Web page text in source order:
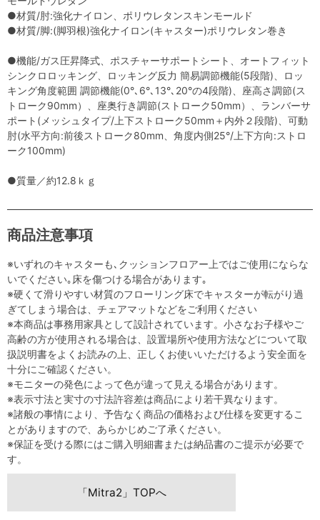
●材質/肘:強化ナイロン、ポリウレタンスキンモールド
●材質/脚:(脚羽根)強化ナイロン(キャスター)ポリウレタン巻き
●機能/ガス圧昇降式、ポスチャーサポートシート、オートフィット
シンクロロッキング、ロッキング反力 簡易調節機能(5段階)、ロッ
キング角度範囲 調節機能(0°､6°､13°､20°の4段階)、座高さ調節(ス
トローク90mm）、座奥行き調節(ストローク50mm）、ランバーサ
ポート(メッシュタイプ/上下ストローク50mm＋内外２段階)、可動
肘(水平方向:前後ストローク80mm、角度内側25°/上下方向:ストロ
ーク100mm)
●質量／約12.8ｋｇ
商品注意事項
※いずれのキャスターも､クッションフロアー上ではご使用にならな
いでください｡床を傷つける場合があります｡
※硬くて滑りやすい材質のフローリング床でキャスターが転がり過
ぎてしまう場合は、チェアマットなどをご利用ください
※本商品は事務用家具として設計されています。小さなお子様やご
高齢の方が使用される場合は、設置場所や使用方法などについて取
扱説明書をよくお読みの上、正しくお使いいただけるよう安全面を
十分にご確認ください。
※モニターの発色によって色が違って見える場合があります。
※表示寸法と実寸の寸法許容差は商品により若干異なります。
※諸般の事情により、予告なく商品の価格および仕様を変更するこ
とがありますので、あらかじめご了承ください。
※保証を受ける際にはご購入明細書または納品書のご提示が必要で
す。
「Mitra2」TOPへ